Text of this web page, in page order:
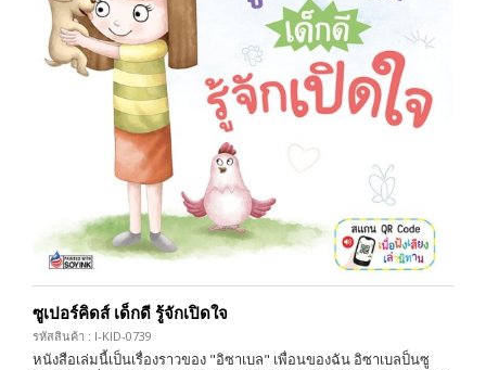
ซูเปอร์คิดส์ เด็กดี รู้จักเปิดใจ
รหัสสินค้า : I-KID-0739
หนังสือเล่มนี้เป็นเรื่องราวของ "อิซาเบล" เพื่อนของฉัน อิซาเบลป็นซู